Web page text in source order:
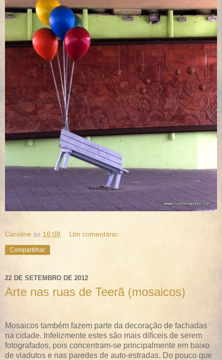
Caroline às 16:08 Um comentário:
Compartilhar
22 DE SETEMBRO DE 2012
Arte nas ruas de Teerã (mosaicos)
Mosaicos também fazem parte da decoração de fachadas
na cidade. Infelizmente estes são mais difíceis de serem
fotografados, pois concentram-se principalmente em baixo
de viadutos e nas paredes de auto-estradas. Do pouco que